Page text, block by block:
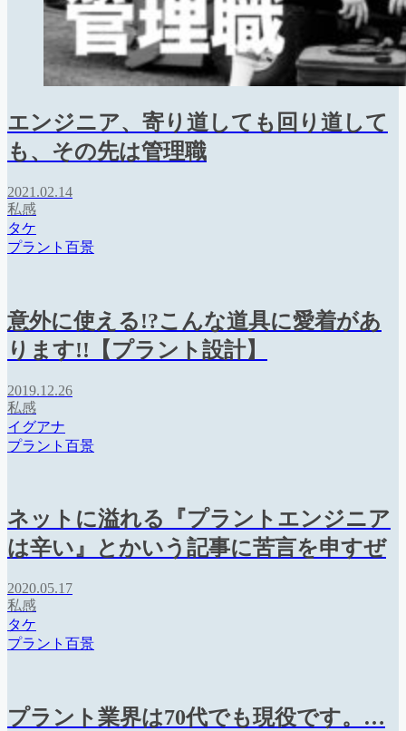
エンジニア、寄り道しても回り道して
も、その先は管理職
2021.02.14
私感
タケ
プラント百景
意外に使える!?こんな道具に愛着があ
ります!!【プラント設計】
2019.12.26
私感
イグアナ
プラント百景
ネットに溢れる『プラントエンジニア
は辛い』とかいう記事に苦言を申すぜ
2020.05.17
私感
タケ
プラント百景
プラント業界は70代でも現役です。…